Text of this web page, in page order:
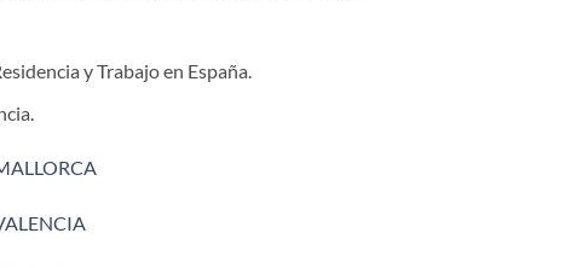
y Trabajo en España.